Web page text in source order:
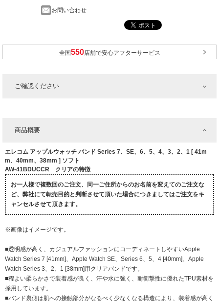
お問い合わせ
全国 店舗で安心アフターサービス
ご確認ください
商品概要
エレコム アップルウォッチ バンド Series 7、SE、6、5、4、3、2、1 [ 41m
m、40mm、38mm ] ソフト
AW-41BDUCCR クリアの特徴
お一人様で複数回のご注文、同一ご住所からのお名前を変えてのご注文な
ど、弊社にて転売目的と判断させて頂いた場合につきましてはご注文をキ
ャンセルさせて頂きます。
※画像はイメージです。
■透明感が高く、カジュアルファッションにコーディネートしやすいApple
Watch Series 7 [41mm]、Apple Watch SE、Series 6、5、4 [40mm]、Apple
Watch Series 3、2、1 [38mm]用クリアバンドです。
■程よい柔らかさで装着感が良く、汗や水に強く、耐衝撃性に優れたTPU素材を
採用しています。
■バンド裏側は肌への接触部分がなるべく少なくなる構造により、装着感が高く